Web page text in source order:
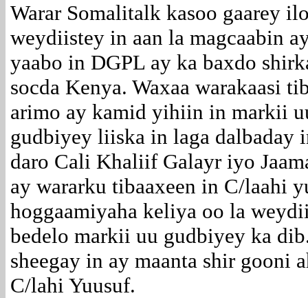
Warar Somalitalk kasoo gaarey
weydiistey in aan la magcaabin
yaabo in DGPL ay ka baxdo
socda Kenya. Waxaa warakaasi
arimo ay kamid yihiin in markii
gudbiyey liiska in laga dalbaday
daro Cali Khaliif Galayr iyo
ay wararku tibaaxeen in C/laahi
hoggaamiyaha keliya oo la
bedelo markii uu gudbiyey ka
sheegay in ay maanta shir gooni
C/lahi Yuusuf.